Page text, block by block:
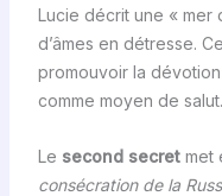
Lucie décrit une «
d’âmes en détresse.
promouvoir la
comme moyen de salut.
Le second secretmet
consécration de la